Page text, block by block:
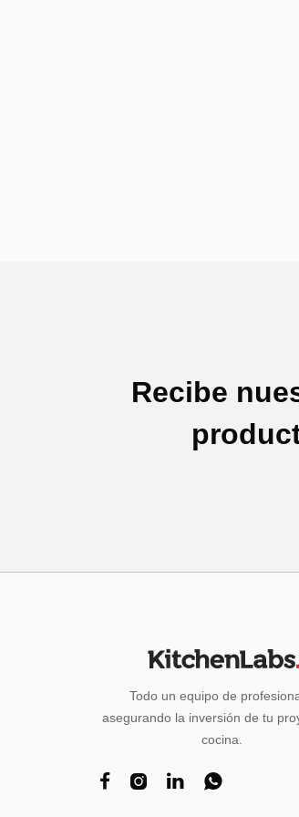
Recibe
Todo un equipo de
asegurando la inversión de tu
cocina.
   